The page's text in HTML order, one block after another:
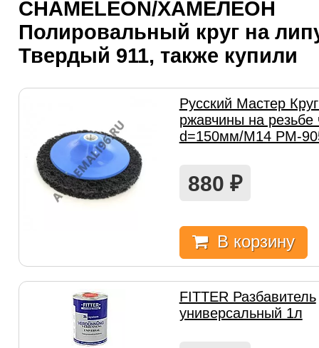
CHAMELEON/ХАМЕЛЕОН
Полировальный круг на
Твердый 911, также купили
Русский Мастер
ржавчины на резьбе
d=150мм/M14 РМ-
880 ₽
В корзину
FITTER Разбавитель
универсальный 1л